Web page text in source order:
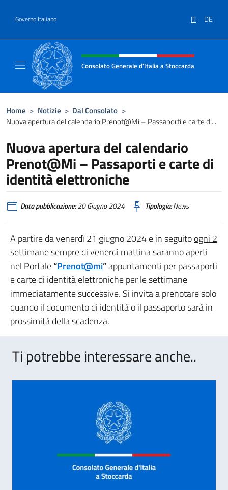
Governo Italiano IT DE
Intestazione sito, social e menù
Consolato Generale d'Italia a Stoccarda
Home > Notizie > Dal Consolato >
Nuova apertura del calendario Prenot@Mi – Passaporti e carte di...
Nuova apertura del calendario
Prenot@Mi – Passaporti e carte di
identità elettroniche
Data pubblicazione:20 Giugno 2024 Tipologia:News
A partire da venerdì 21 giugno 2024 e in seguitoogni 2
settimane sempre di venerdì mattinasaranno aperti
nel Portale“Prenot@mi”appuntamenti per passaporti
e carte di identità elettroniche per le settimane
immediatamente successive. Si invita a prenotare solo
quando il documento di identità o il passaporto sarà in
prossimità della scadenza.
Ti potrebbe interessare anche..